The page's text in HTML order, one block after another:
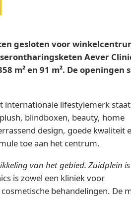
gesloten voor
Aever
m² en 91 m². De openingen
internationale lifestylemerk staat
blindboxen, beauty, home
design, goede kwaliteit
toe aan het centrum.
van het gebied. Zuidplein
is zowel een kliniek voor
behandelingen. De